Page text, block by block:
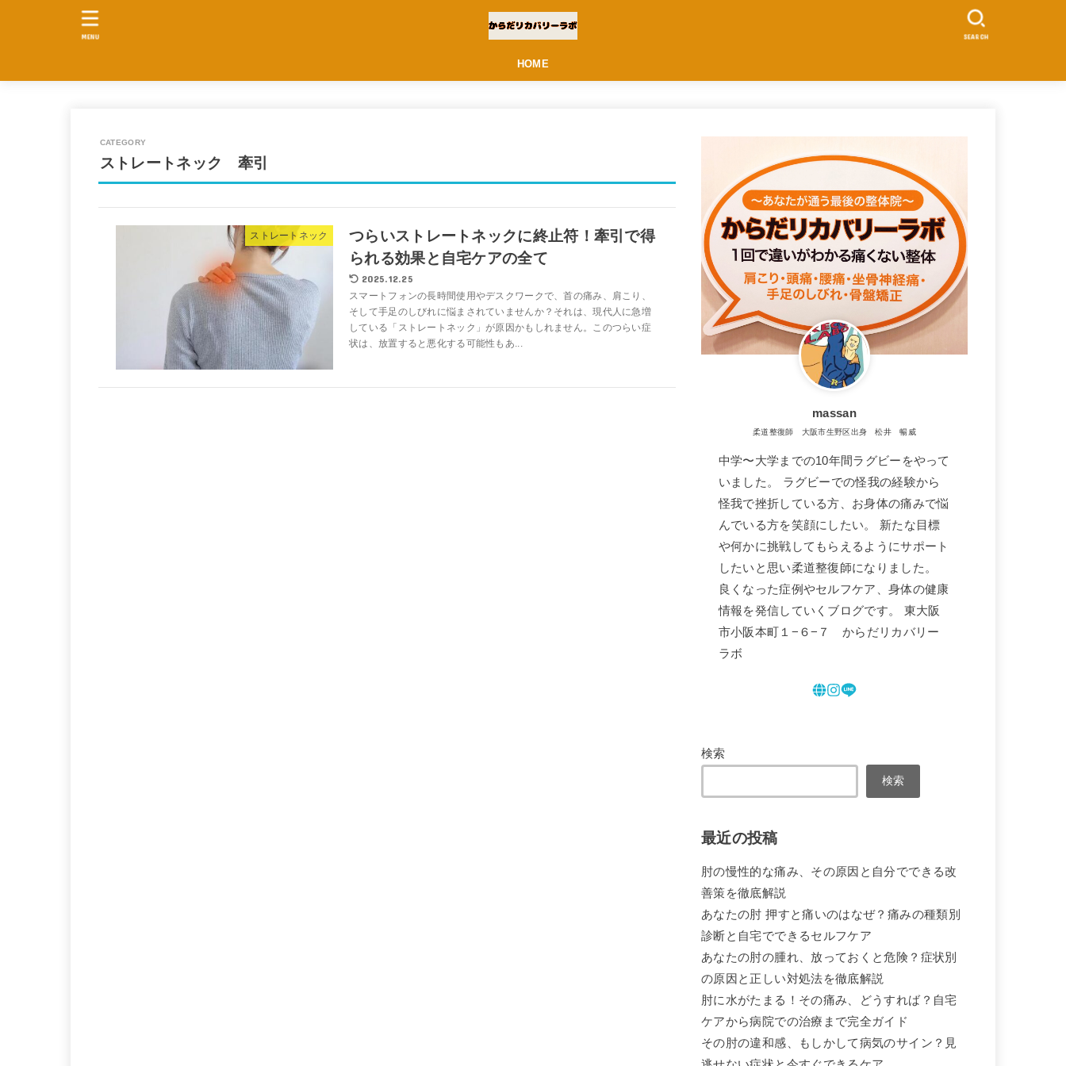
HOME
SEARCH
MENU
ストレートネック 牽引
ストレートネック
つらいストレートネックに終止符！牽引で得
られる効果と自宅ケアの全て
2025.12.25
スマートフォンの長時間使用やデスクワークで、首の痛み、肩こり、
そして手足のしびれに悩まされていませんか？それは、現代人に急増
している「ストレートネック」が原因かもしれません。このつらい症
状は、放置すると悪化する可能性もあ...
massan
柔道整復師 大阪市生野区出身 松井 暢威
中学〜大学までの10年間ラグビーをやって
いました。 ラグビーでの怪我の経験から
怪我で挫折している方、お身体の痛みで悩
んでいる方を笑顔にしたい。 新たな目標
や何かに挑戦してもらえるようにサポート
したいと思い柔道整復師になりました。
良くなった症例やセルフケア、身体の健康
情報を発信していくブログです。 東大阪
市小阪本町１−６−７ からだリカバリー
ラボ
検索
検索
最近の投稿
肘の慢性的な痛み、その原因と自分でできる改
善策を徹底解説
あなたの肘 押すと痛いのはなぜ？痛みの種類別
診断と自宅でできるセルフケア
あなたの肘の腫れ、放っておくと危険？症状別
の原因と正しい対処法を徹底解説
肘に水がたまる！その痛み、どうすれば？自宅
ケアから病院での治療まで完全ガイド
その肘の違和感、もしかして病気のサイン？見